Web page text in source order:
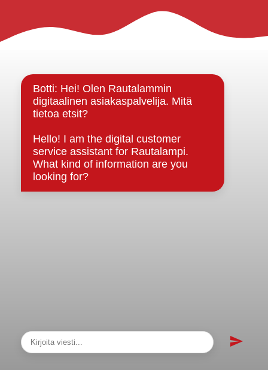
Rautalammin kunta
Strategiat, ohjelmat, ohjeet, suunnitelmat, säännöt ja
sopimukset
Asiakirjajulkisuuskuvaus
Evästeet
Saavutettavuusseloste
Tietosuoja
Tietosuojaselosteet